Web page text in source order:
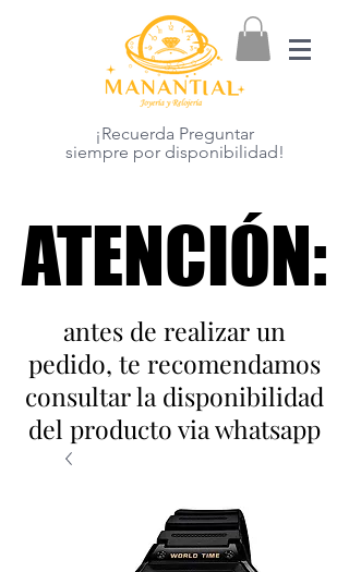
¡Recuerda Preguntar
siempre por disponibilidad!
ATENCIÓN:
ATENCIÓN:
antes de realizar un
pedido, te recomendamos
consultar la disponibilidad
del producto via whatsapp